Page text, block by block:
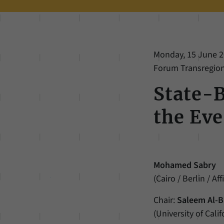
Monday, 15 June
Forum
State-
the
Mohamed Sabry
(Cairo / Berlin /
Chair: Saleem Al-
(University of